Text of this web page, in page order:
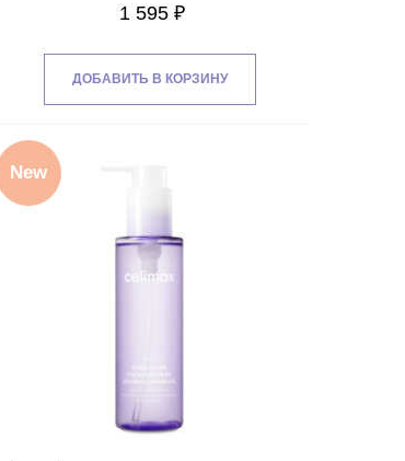
1 595 ₽
ДОБАВИТЬ В КОРЗИНУ
New